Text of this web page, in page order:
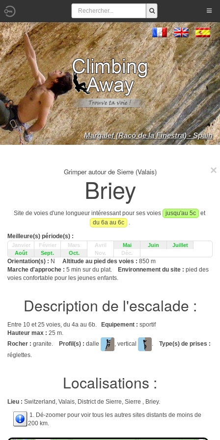
Margalef (Racó de la Finestra) - Spain
Grimper autour de Sierre (Valais)
Briey
Site de voies d'une longueur intéressant pour ses voies jusqu'au 5c
et
du 6a au 6c
.
Meilleure(s) période(s) :
Janvier Février Mars Avril Mai Juin
Juillet
Août
Sept. Oct. Nov. Déc.
Orientation(s) : N Altitude au pied des voies : 850 m
Marche d'approche : 5 min sur du plat. Environnement du site : pied des
voies confortable pour les jeunes enfants.
Description de l'escalade :
Entre 10 et 25 voies, du 4a au 6b. Equipement : sportif
Hauteur max : 25 m.
Rocher : granite. Profil(s) : dalle , vertical . Type(s) de prises :
réglettes.
Localisations :
Lieu : Switzerland, Valais, District de Sierre, Sierre , Briey.
1. Dé-zoomer pour voir tous les autres sites distants de moins de
200 km.